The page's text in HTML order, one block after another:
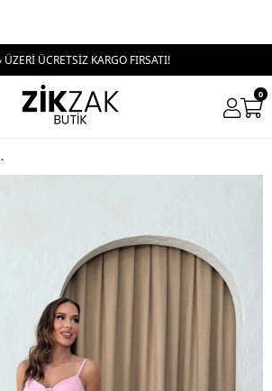
ÜCRETSİZ KARGO FIRSATI!
0
TAKIM PEMBE